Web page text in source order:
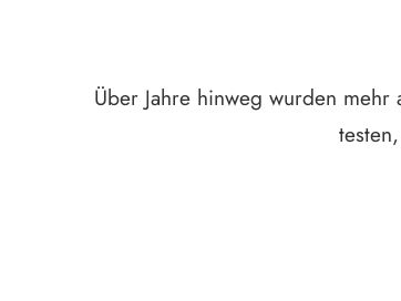
Über Jahre hinweg wurden